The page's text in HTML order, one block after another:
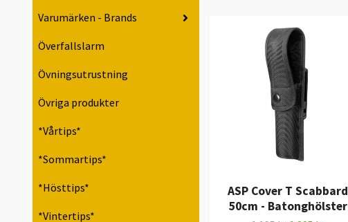
Varumärken - Brands
Överfallslarm
Övningsutrustning
Övriga produkter
*Vårtips*
*Sommartips*
*Hösttips*
*Vintertips*
ASP Cover T Scabbard
50cm - Batonghölster